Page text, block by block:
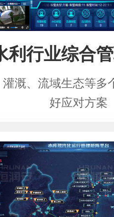
利行业综合
溉、流域生态等多
好应对方案